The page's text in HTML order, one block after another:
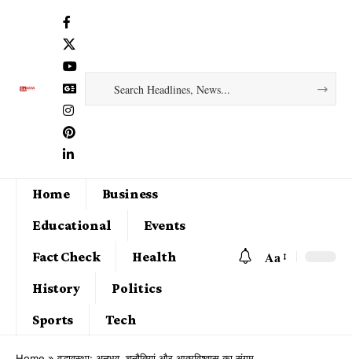
Home
Business
Educational
Events
Fact Check
Health
History
Politics
Sports
Tech
Aa